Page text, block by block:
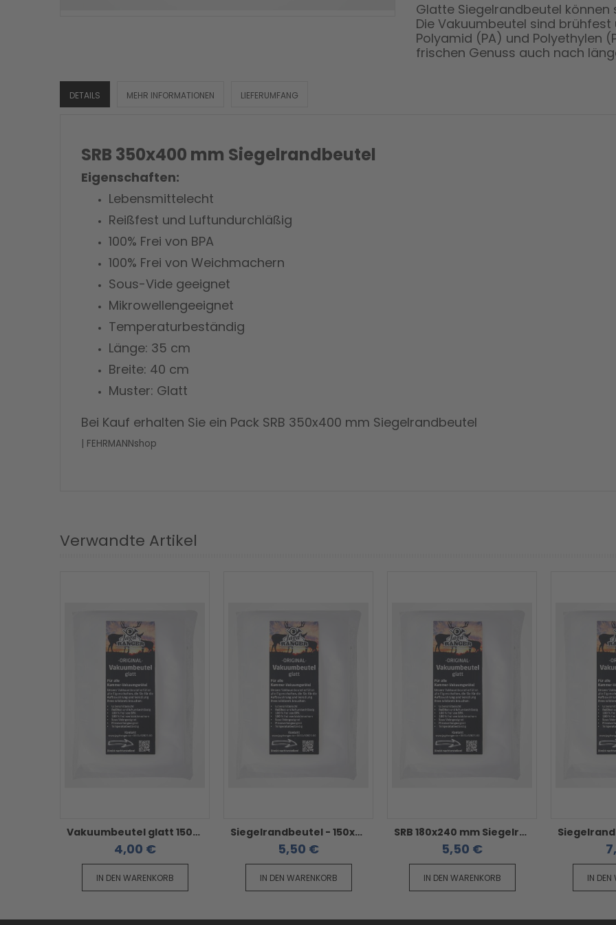
Glatte Siegelrandbeutel
Die Vakuumbeutel sind
Polyamid (PA) und Polyethylen
frischen Genuss auch nach
DETAILS MEHR INFORMATIONEN LIEFERUMFANG
SRB 350x400 mm Siegelrandbeutel
Eigenschaften:
Lebensmittelecht
Reißfest und Luftundurchläßig
100% Frei von BPA
100% Frei von Weichmachern
Sous-Vide geeignet
Mikrowellengeeignet
Temperaturbeständig
Länge: 35 cm
Breite: 40 cm
Muster: Glatt
Bei Kauf erhalten Sie ein Pack SRB 350x400 mm Siegelrandbeutel
| FEHRMANNshop
Verwandte Artikel
Vakuumbeutel glatt 150x200 mm - Siegelrandbeutel
4,00 €
IN DEN WARENKORB
Siegelrandbeutel - 150x300 mm
5,50 €
IN DEN WARENKORB
SRB 180x240 mm Siegelrandbeutel - 100 Stück im Pack
5,50 €
IN DEN WARENKORB IN DEN